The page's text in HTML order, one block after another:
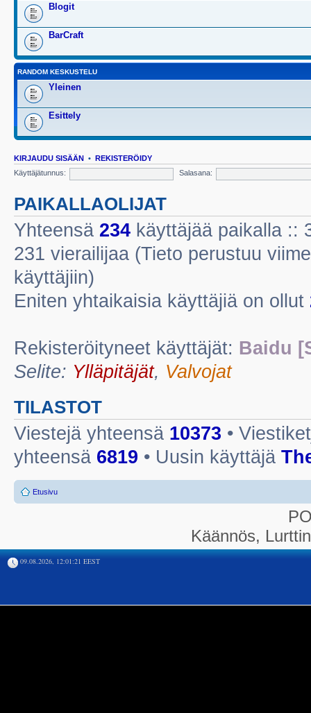
Blogit
BarCraft
RANDOM KESKUSTELU
Yleinen
Esittely
KIRJAUDU SISÄÄN • REKISTERÖIDY
Käyttäjätunnus:
Salasana:
PAIKALLAOLIJAT
Yhteensä 234 käyttäjää paikalla ::
231 vierailijaa (Tieto perustuu
käyttäjiin)
Eniten yhtaikaisia käyttäjiä on ollut
Rekisteröityneet käyttäjät: Baidu
Selite: Ylläpitäjät, Valvojat
TILASTOT
Viestejä yhteensä 10373 •
yhteensä 6819 • Uusin käyttäjä
Etusivu
Käännös,
09.08.2026, 12:01:21 EEST